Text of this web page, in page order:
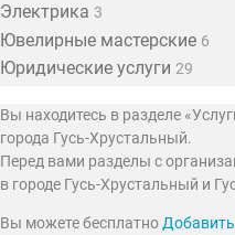
Электрика 3
Ювелирные мастерские 6
Юридические услуги 29
Вы находитесь в разделе
города Гусь-Хрустальный.
Перед вами разделы с
в городе Гусь-Хрустальный и
Вы можете бесплатно